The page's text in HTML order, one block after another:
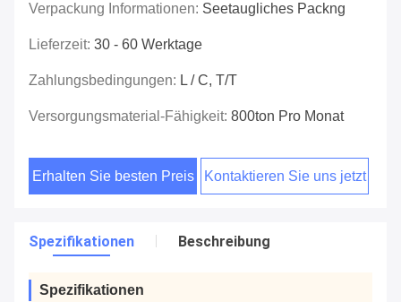
Verpackung Informationen: Seetaugliches Packng
Lieferzeit: 30 - 60 Werktage
Zahlungsbedingungen: L / C, T/T
Versorgungsmaterial-Fähigkeit: 800ton Pro Monat
Erhalten Sie besten Preis Kontaktieren Sie uns jetzt
Spezifikationen Beschreibung
Spezifikationen